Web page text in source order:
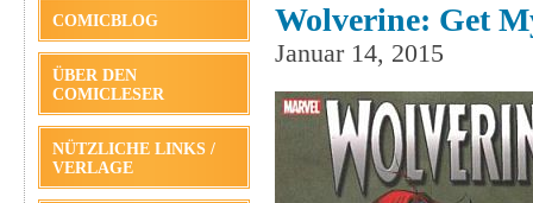
COMICBLOG
ÜBER DEN
COMICLESER
NÜTZLICHE LINKS /
VERLAGE
Wolverine: Get
Januar 14, 2015